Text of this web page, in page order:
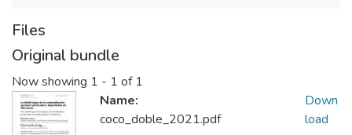
Files
Original bundle
Now showing 1 - 1 of 1
Name:
coco_doble_2021.pdf
Down
load